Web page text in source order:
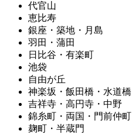
代官山
恵比寿
銀座・築地・月島
羽田・蒲田
日比谷・有楽町
池袋
自由が丘
神楽坂・飯田橋・水道橋
吉祥寺・高円寺・中野
錦糸町・両国・門前仲町
麹町・半蔵門